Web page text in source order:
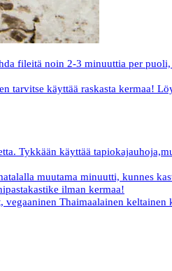
fileitä noin 2-3 minuuttia per
tarvitse käyttää raskasta kermaa!
Tykkään käyttää
muutama minuutti, kunnes
ilman kermaa!
Thaimaalainen